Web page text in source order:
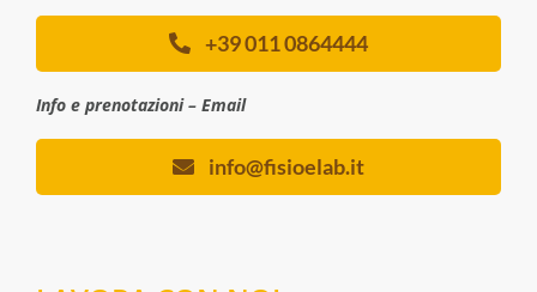
+39 011 0864444
Info e prenotazioni – Email
info@fisioelab.it